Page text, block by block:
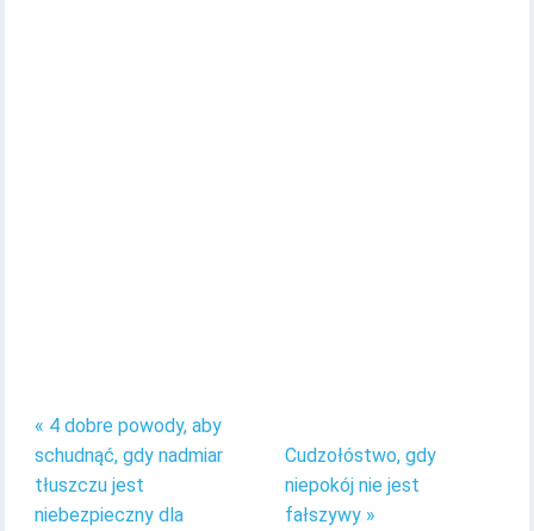
« 4 dobre powody, aby
schudnąć, gdy nadmiar
tłuszczu jest
niebezpieczny dla
Cudzołóstwo, gdy
niepokój nie jest
fałszywy »